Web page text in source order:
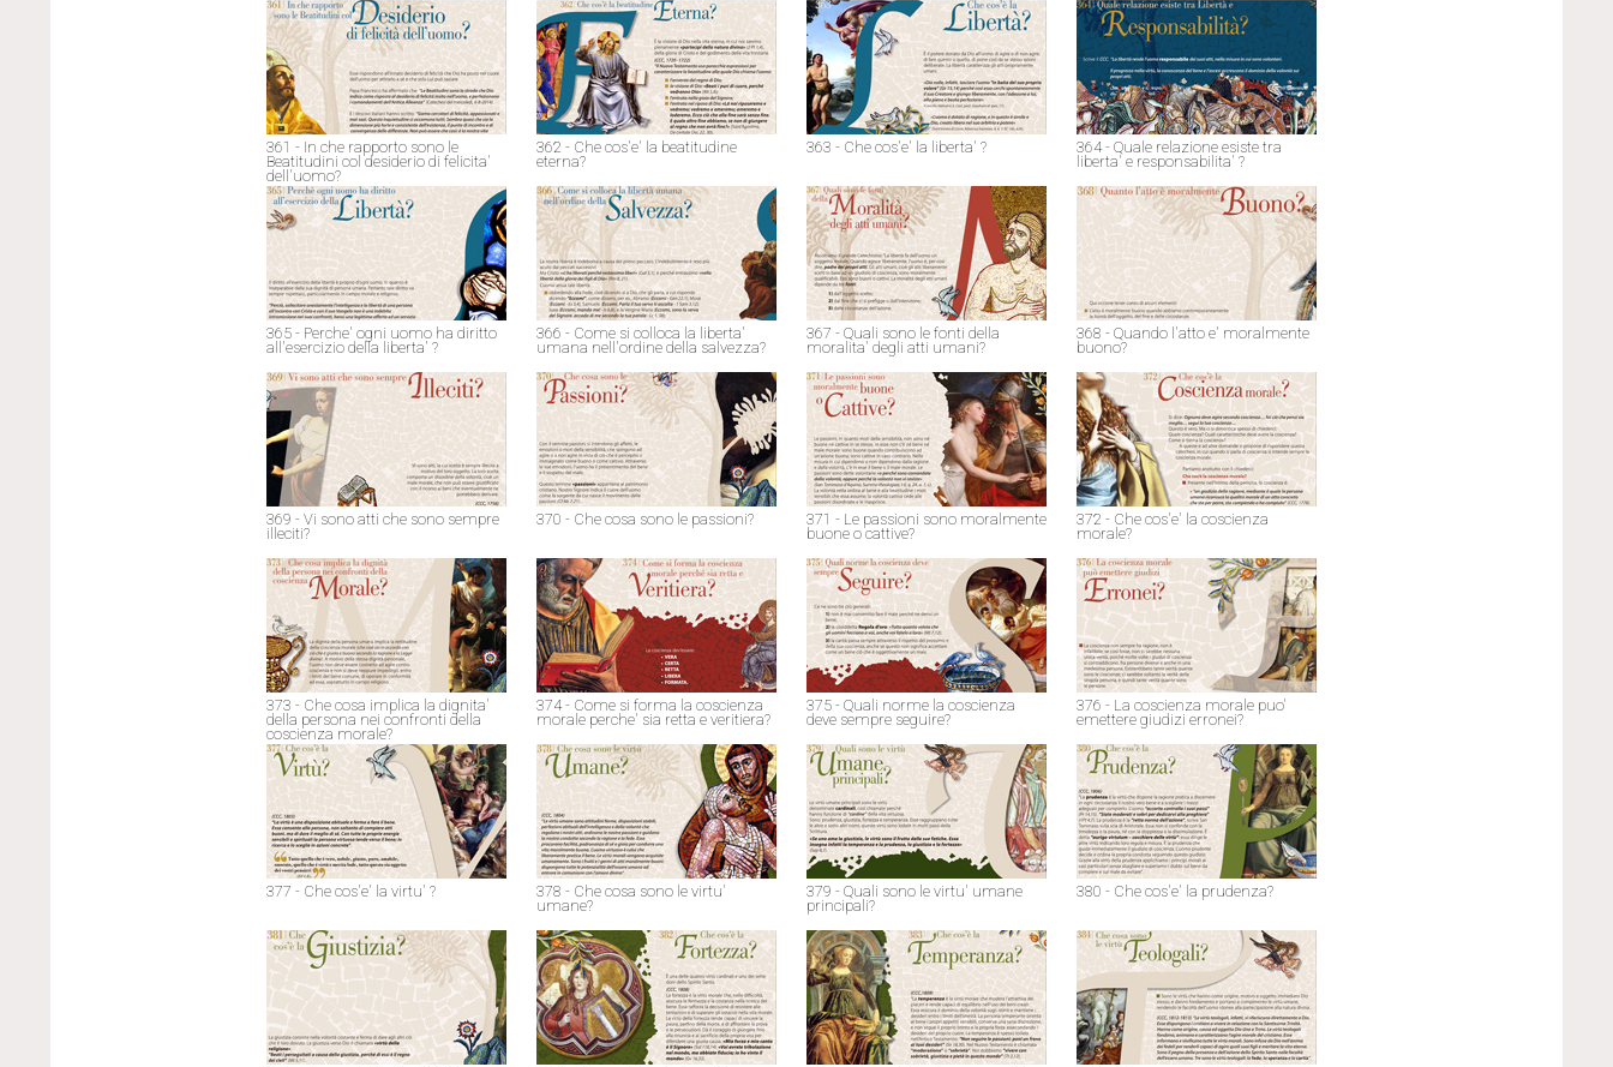
361 - In che rapporto sono le
Beatitudini col desiderio di felicita'
dell'uomo?
362 - Che cos'e' la beatitudine
eterna?
363 - Che cos'e' la liberta' ?
364 - Quale relazione esiste tra
liberta' e responsabilita' ?
365 - Perche' ogni uomo ha diritto
all'esercizio della liberta' ?
366 - Come si colloca la liberta'
umana nell'ordine della salvezza?
367 - Quali sono le fonti della
moralita' degli atti umani?
368 - Quando l'atto e' moralmente
buono?
369 - Vi sono atti che sono sempre
illeciti?
370 - Che cosa sono le passioni?
371 - Le passioni sono moralmente
buone o cattive?
372 - Che cos'e' la coscienza
morale?
373 - Che cosa implica la dignita'
della persona nei confronti della
coscienza morale?
374 - Come si forma la coscienza
morale perche' sia retta e veritiera?
375 - Quali norme la coscienza
deve sempre seguire?
376 - La coscienza morale puo'
emettere giudizi erronei?
377 - Che cos'e' la virtu' ?
378 - Che cosa sono le virtu'
umane?
379 - Quali sono le virtu' umane
principali?
380 - Che cos'e' la prudenza?